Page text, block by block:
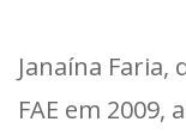
Janaína Faria,
FAE em 2009,